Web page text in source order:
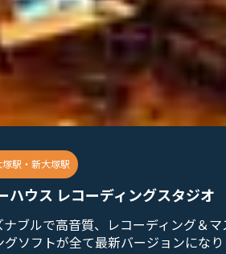
池袋駅
ピアノスタジオノア 池袋店
池袋駅徒歩6分の好立地にあ
タジオ
バンド練習 ¥900～￥3200/h